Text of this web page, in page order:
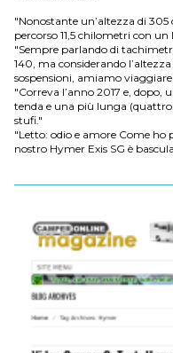
"Nonostante un’altezza di
percorso 11,5 chilometri con un
"Sempre parlando di
140, ma considerando l’altezza
sospensioni, amiamo
"Correva l’anno 2017 e, dopo,
tenda e una più lunga
stufi."
"Letto: odio e amore Come
nostro Hymer Exis SG è